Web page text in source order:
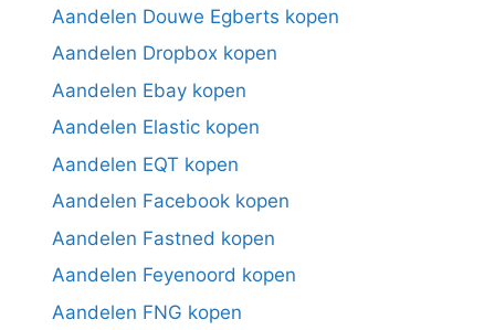
Aandelen Douwe Egberts kopen
Aandelen Dropbox kopen
Aandelen Ebay kopen
Aandelen Elastic kopen
Aandelen EQT kopen
Aandelen Facebook kopen
Aandelen Fastned kopen
Aandelen Feyenoord kopen
Aandelen FNG kopen